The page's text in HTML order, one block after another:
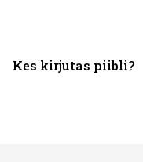
Kes kirjutas piibli?